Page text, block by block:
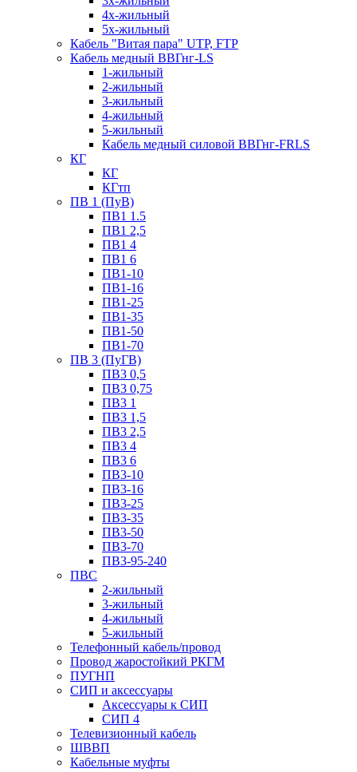
4х-жильный
5х-жильный
Кабель "Витая пара" UTP, FTP
Кабель медный ВВГнг-LS
1-жильный
2-жильный
3-жильный
4-жильный
5-жильный
Кабель медный силовой ВВГнг-FRLS
КГ
КГ
КГтп
ПВ 1 (ПуВ)
ПВ1 1.5
ПВ1 2,5
ПВ1 4
ПВ1 6
ПВ1-10
ПВ1-16
ПВ1-25
ПВ1-35
ПВ1-50
ПВ1-70
ПВ 3 (ПуГВ)
ПВ3 0,5
ПВ3 0,75
ПВ3 1
ПВ3 1,5
ПВ3 2,5
ПВ3 4
ПВ3 6
ПВ3-10
ПВ3-16
ПВ3-25
ПВ3-35
ПВ3-50
ПВ3-70
ПВ3-95-240
ПВС
2-жильный
3-жильный
4-жильный
5-жильный
Телефонный кабель/провод
Провод жаростойкий РКГМ
ПУГНП
СИП и аксессуары
Аксессуары к СИП
СИП 4
Телевизионный кабель
ШВВП
Кабельные муфты